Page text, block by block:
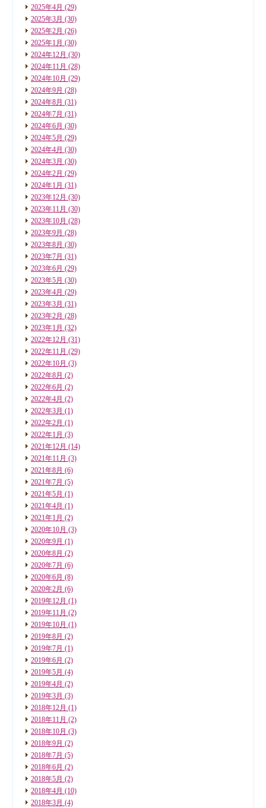
2025年4月 (29)
2025年3月 (30)
2025年2月 (26)
2025年1月 (30)
2024年12月 (30)
2024年11月 (28)
2024年10月 (29)
2024年9月 (28)
2024年8月 (31)
2024年7月 (31)
2024年6月 (30)
2024年5月 (29)
2024年4月 (30)
2024年3月 (30)
2024年2月 (29)
2024年1月 (31)
2023年12月 (30)
2023年11月 (30)
2023年10月 (28)
2023年9月 (28)
2023年8月 (30)
2023年7月 (31)
2023年6月 (29)
2023年5月 (30)
2023年4月 (29)
2023年3月 (31)
2023年2月 (28)
2023年1月 (32)
2022年12月 (31)
2022年11月 (29)
2022年10月 (3)
2022年8月 (2)
2022年6月 (2)
2022年4月 (2)
2022年3月 (1)
2022年2月 (1)
2022年1月 (3)
2021年12月 (14)
2021年11月 (3)
2021年8月 (6)
2021年7月 (5)
2021年5月 (1)
2021年4月 (1)
2021年1月 (2)
2020年10月 (3)
2020年9月 (1)
2020年8月 (2)
2020年7月 (6)
2020年6月 (8)
2020年2月 (6)
2019年12月 (1)
2019年11月 (2)
2019年10月 (1)
2019年8月 (2)
2019年7月 (1)
2019年6月 (2)
2019年5月 (4)
2019年4月 (2)
2019年3月 (3)
2018年12月 (1)
2018年11月 (2)
2018年10月 (3)
2018年9月 (2)
2018年7月 (5)
2018年6月 (2)
2018年5月 (2)
2018年4月 (10)
2018年3月 (4)